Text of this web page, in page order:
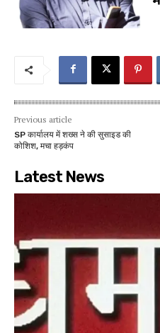
Previous article
SP कार्यालय में शख्स ने की सुसाइड की
कोशिश, मचा हड़कंप
Latest News